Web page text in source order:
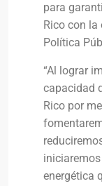
para
Rico con la
Política
“Al lograr
capacidad
Rico por
energética